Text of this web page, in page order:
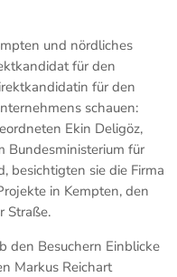
und nördliches
für den
für den
schauen:
Ekin Deligöz,
Bundesministerium für
besichtigten sie die Firma
in Kempten, den
Straße.
den Besuchern Einblicke
Markus Reichart